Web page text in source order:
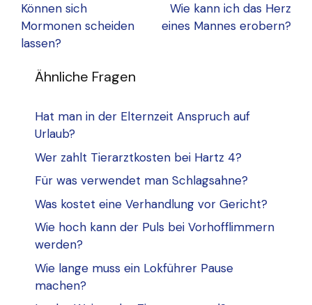
Können sich
Mormonen scheiden
lassen?
Wie kann ich das Herz
eines Mannes erobern?
Ähnliche Fragen
Hat man in der Elternzeit Anspruch auf
Urlaub?
Wer zahlt Tierarztkosten bei Hartz 4?
Für was verwendet man Schlagsahne?
Was kostet eine Verhandlung vor Gericht?
Wie hoch kann der Puls bei Vorhofflimmern
werden?
Wie lange muss ein Lokführer Pause
machen?